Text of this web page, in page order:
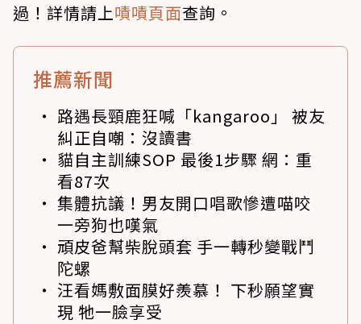
過！詳情請上嘖嘖頁面查詢。
推薦新聞
路遇長頸鹿狂喊「kangaroo」 被友
糾正自嘲：沒讀書
貓自主訓練SOP 最後1步驟 網：重
看87次
集體抗議！男友開口唱歌慘遭喵咬
一旁狗也嘆氣
頑皮爸幫柴脫頭套 手一轉秒變戰鬥
陀螺
汪看媽敷面膜好羨慕！ 下秒願望實
現 牠一臉享受